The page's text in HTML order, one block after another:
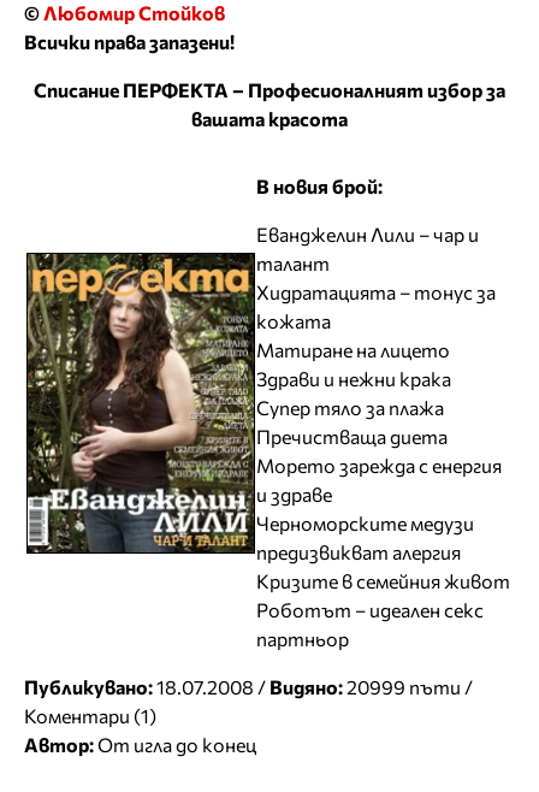
©Любомир Стойков
Всички права запазени!
Списание ПЕРФЕКТА – Професионалният избор за
вашата красота
В новия брой:
Еванджелин Лили – чар и
талант
Хидратацията – тонус за
кожата
Матиране на лицето
Здрави и нежни крака
Супер тяло за плажа
Пречистваща диета
Морето зарежда с енергия
и здраве
Черноморските медузи
предизвикват алергия
Кризите в семейния живот
Роботът – идеален секс
партньор
Публикувано:18.07.2008 / Видяно:20999 пъти /
Коментари (1)
Автор:От игла до конец